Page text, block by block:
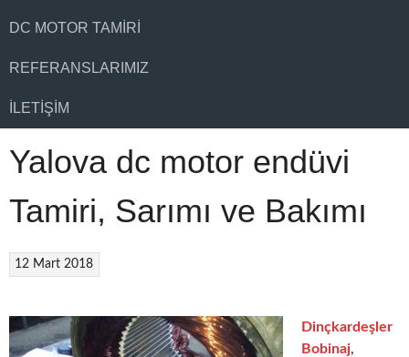
DC MOTOR TAMIRI
REFERANSLARIMIZ
İLETIŞIM
Yalova dc motor endüvi
Tamiri, Sarımı ve Bakımı
12 Mart 2018
Dinçkardeşler
Bobinaj,